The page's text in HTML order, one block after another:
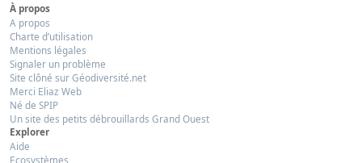
À propos
A propos
Charte d’utilisation
Mentions légales
Signaler un problème
Site clôné sur Géodiversité.net
Merci Eliaz Web
Né de SPIP
Un site des petits débrouillards Grand Ouest
Explorer
Aide
Ecosystèmes